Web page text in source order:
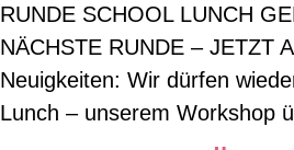
RUNDE SCHOOL LUNCH
NÄCHSTE RUNDE – JETZT
Neuigkeiten: Wir dürfen
Lunch – unserem Workshop